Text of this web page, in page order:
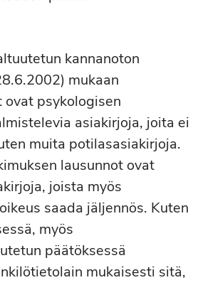
kannanoton
mukaan
psykologisen
asiakirjoja, joita ei
muita potilasasiakirjoja.
lausunnot ovat
joista myös
saada jäljennös. Kuten
myös
päätöksessä
mukaisesti sitä,